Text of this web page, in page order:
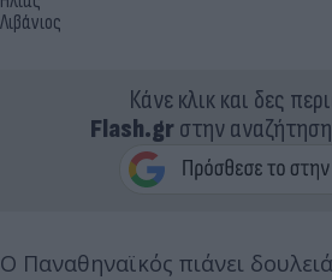
Λιβάνιος
Κάνε κλικ και δες
Flash.grστην
Ο Παναθηναϊκός πιάνει